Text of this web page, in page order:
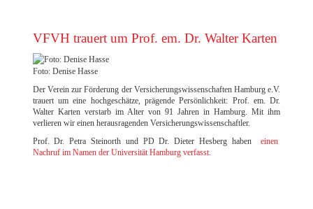
VFVH trauert um Prof. em. Dr. Walter Karten
Foto: Denise Hasse
Der Verein zur Förderung der Versicherungswissenschaften Hamburg e.V.
trauert um eine hochgeschätze, prägende Persönlichkeit: Prof. em. Dr.
Walter Karten verstarb im Alter von 91 Jahren in Hamburg. Mit ihm
verlieren wir einen herausragenden Versicherungswissenschaftler.
Prof. Dr. Petra Steinorth und PD Dr. Dieter Hesberg habeneinen
Nachruf im Namen der Universität Hamburg verfasst.